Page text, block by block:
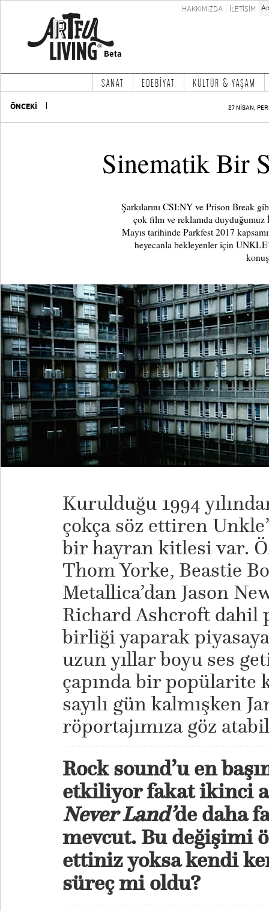
HAKKIMIZDA İLETİŞİM
SANAT EDEBİYAT KÜLTÜR & YAŞAM
ÖNCEKİ 27 NİSAN,
Sinematik Bir
Şarkılarını CSI:NY ve Prison Break
çok film ve reklamda
Mayıs tarihinde Parkfest 2017
heyecanla bekleyenler için
Kurulduğu 1994
çokça söz ettiren
bir hayran kitlesi var.
Thom Yorke, Beastie
Metallica’dan Jason
Richard Ashcroft dahil
birliği yaparak
uzun yıllar boyu ses
çapında bir popülarite
sayılı gün kalmışken
röportajımıza göz
Rock sound’u en
etkiliyor fakat ikinci
Never Land’de daha
mevcut. Bu değişimi
ettiniz yoksa kendi
süreç mi oldu?